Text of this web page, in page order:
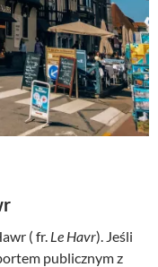
( fr. Le Havr). Jeśli
publicznym z